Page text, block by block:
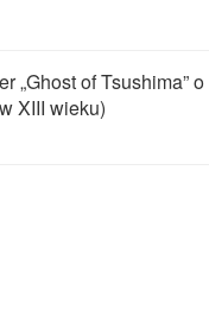
„Ghost of Tsushima” o
XIII wieku)